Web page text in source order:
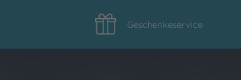
Geschenkeservice